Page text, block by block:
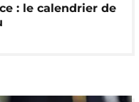
: le calendrier de